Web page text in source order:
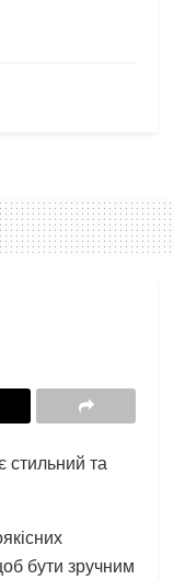
стильний та
бути зручним